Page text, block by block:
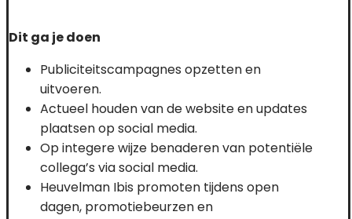
Dit ga je doen
Publiciteitscampagnes opzetten en
uitvoeren.
Actueel houden van de website en updates
plaatsen op social media.
Op integere wijze benaderen van potentiële
collega’s via social media.
Heuvelman Ibis promoten tijdens open
dagen, promotiebeurzen en